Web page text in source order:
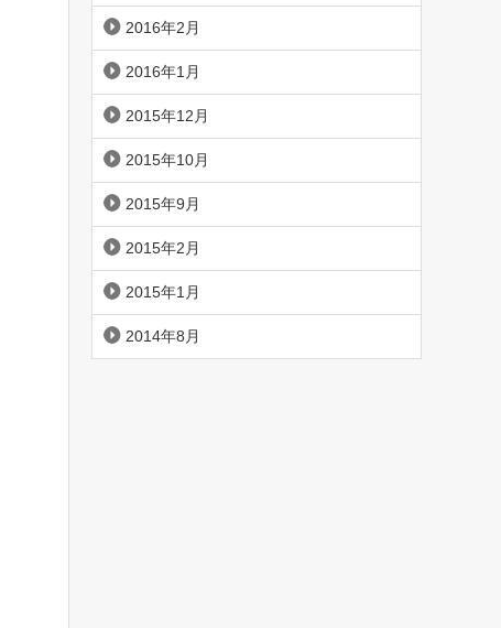
2016年2月
2016年1月
2015年12月
2015年10月
2015年9月
2015年2月
2015年1月
2014年8月